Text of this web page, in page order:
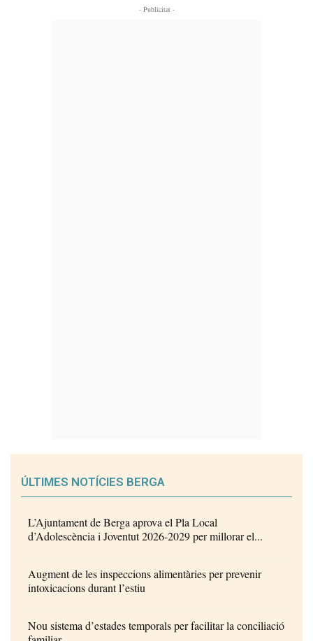
- Publicitat -
ÚLTIMES NOTÍCIES BERGA
L’Ajuntament de Berga aprova el Pla Local
d’Adolescència i Joventut 2026-2029 per millorar el...
Augment de les inspeccions alimentàries per prevenir
intoxicacions durant l’estiu
Nou sistema d’estades temporals per facilitar la conciliació